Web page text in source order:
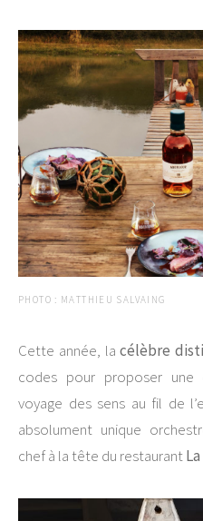
PHOTO : MATTHIEU SALVAING
Cette année, lacélèbre
codes pour proposer une
voyage des sens au fil de
absolument unique
chef à la tête du restaurant